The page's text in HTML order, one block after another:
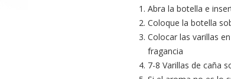
Abra la botella e
Coloque la botella
Colocar las varillas
fragancia
7-8 Varillas de caña